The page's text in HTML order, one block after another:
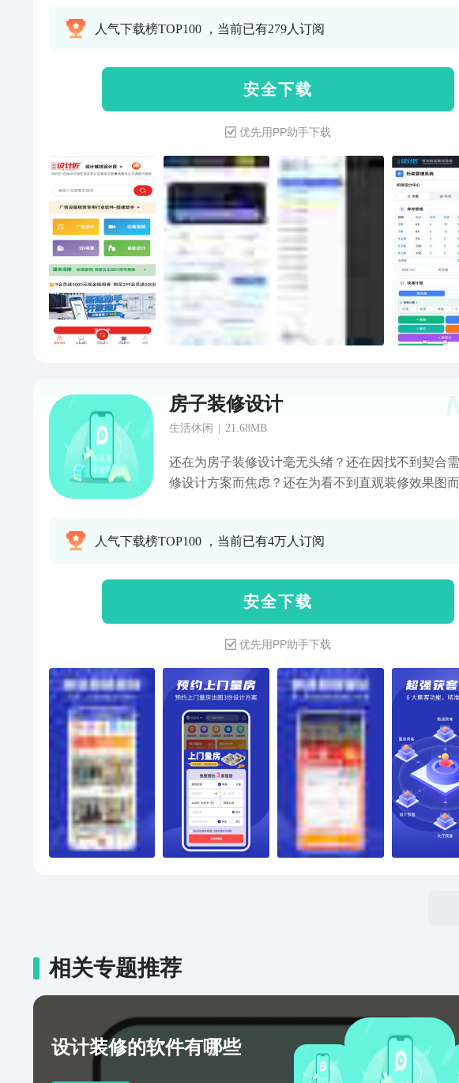
屏配货、能耗计算、尺寸标注、灯库制作等，为客户
人气下载榜TOP100 ，当前已有279人订阅
安 全 下 载
优先用PP助手下载
房子装修设计
生活休闲 21.68MB
还在为房子装修设计毫无头绪？还在因找不到契合
修设计方案而焦虑？还在为看不到直观装修效果图
个性化的装修解决方案。面对户型改造无思路、风格
装修设计App 整合海量装修案例，涵盖现代简约、新
轻奢、北欧等主流装修风格，无论是房屋装修的整体
划，还是局部空间的细节优化，都能找到参考范本。
置专业房屋设计软件功能，无需专业绘图技能，动动
能生成高清装修效果图与房子设计图，直观呈现空
家具摆放、软装搭配效果，让你提前看见家的模样。
知房子装修是关乎生活品质的重要决策，因此在装修
节，提供从户型解析、风格定位到材料选型、预算测
链路服务。海量装修样板间实景参考，搭配智能匹
根据你的户型面积、偏好风格、预算范围，一键推送
房子装修设计方案。同时，支持方案在线调整修改，
处细节都贴合你的居住需求，彻底告别 “效果图与实
符” 的装修遗憾。选择这款房子装修设计App，就是
心、省力、省钱的装修新方式，用专业的装修设计服
查看、家装预算规划平台属性标签装修工具、智能家
性化设计、家装解决方案
人气下载榜TOP100 ，当前已有4万人订阅
安 全 下 载
优先用PP助手下载
相关专题推荐
设计装修的软件有哪些